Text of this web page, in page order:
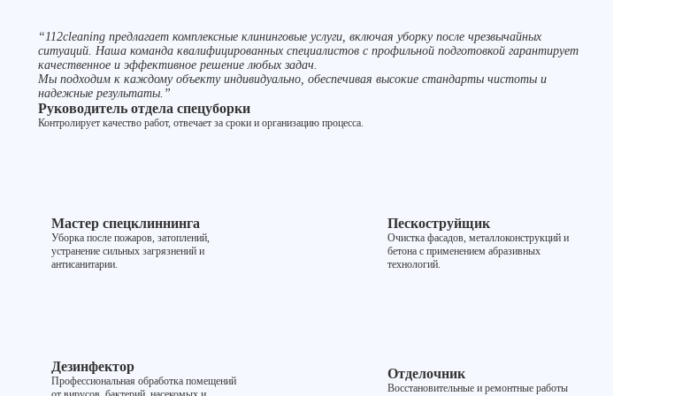
“112cleaning предлагает комплексные клининговые услуги, включая уборку после чрезвычайных
ситуаций. Наша команда квалифицированных специалистов с профильной подготовкой гарантирует
качественное и эффективное решение любых задач.
Мы подходим к каждому объекту индивидуально, обеспечивая высокие стандарты чистоты и
надежные результаты.”
Руководитель отдела спецуборки
Контролирует качество работ, отвечает за сроки и организацию процесса.
Мастер спецклиннинга
Уборка после пожаров, затоплений,
устранение сильных загрязнений и
антисанитарии.
Пескоструйщик
Очистка фасадов, металлоконструкций и
бетона с применением абразивных
технологий.
Дезинфектор
Профессиональная обработка помещений
Отделочник
Восстановительные и ремонтные работы